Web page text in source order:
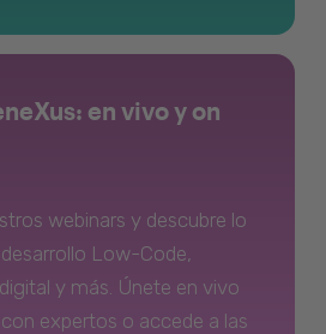
en vivo y on
webinars y descubre lo
Low-Code,
y más. Únete en vivo
expertos o accede a las